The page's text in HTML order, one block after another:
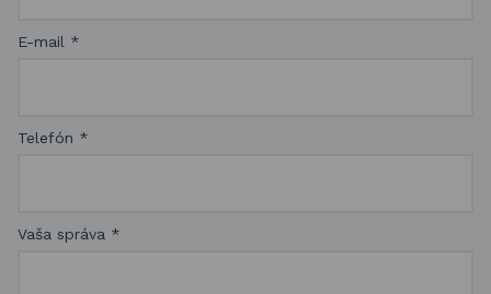
E-mail *
Telefón *
Vaša správa *